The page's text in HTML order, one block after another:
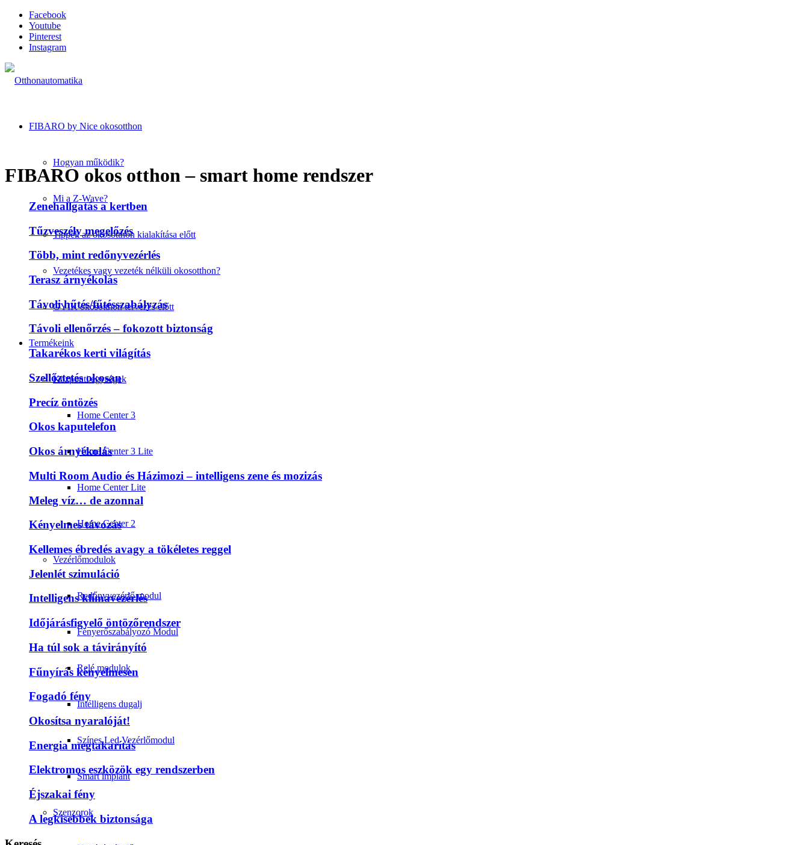
Facebook
Youtube
Pinterest
Instagram
FIBARO by Nice okosotthon
Hogyan működik?
Mi a Z-Wave?
Tippek az okosotthon kialakítása előtt
Vezetékes vagy vezeték nélküli okosotthon?
GYIK okosotthon tervezés előtt
Termékeink
Központi egységek
Home Center 3
Home Center 3 Lite
Home Center Lite
Home Center 2
Vezérlőmodulok
Redőnyvezérlő modul
Fényerőszabályozó Modul
Relé modulok
Intelligens dugalj
Színes Led Vezérlőmodul
Smart implant
Szenzorok
FIBARO okos otthon – smart home rendszer
Zenehallgatás a kertben
Tűzveszély megelőzés
Több, mint redőnyvezérlés
Terasz árnyékolás
Távoli hűtés/fűtésszabályzás
Távoli ellenőrzés – fokozott biztonság
Takarékos kerti világítás
Szellőztetés okosan
Precíz öntözés
Okos kaputelefon
Okos árnyékolás
Multi Room Audio és Házimozi – intelligens zene és mozizás
Meleg víz… de azonnal
Kényelmes távozás
Kellemes ébredés avagy a tökéletes reggel
Jelenlét szimuláció
Intelligens klímavezérlés
Időjárásfigyelő öntözőrendszer
Ha túl sok a távirányító
Fűnyírás kényelmesen
Fogadó fény
Okosítsa nyaralóját!
Energia megtakarítás
Elektromos eszközök egy rendszerben
Éjszakai fény
A legkisebbek biztonsága